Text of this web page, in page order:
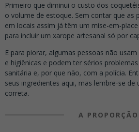
Primeiro que diminui o custo dos
o volume de estoque. Sem contar que as
em locais assim já têm um mise-em-
para incluir um xarope artesanal só por
E para piorar, algumas pessoas não
e higiênicas e podem ter sérios
sanitária e, por que não, com a polícia.
seus ingredientes aqui, mas lembre-se de
correta.
A PROPORÇÃO